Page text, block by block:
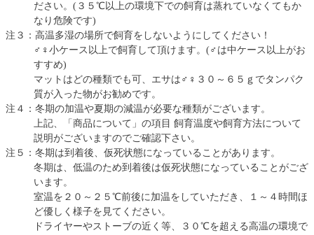
ださい。(３５℃以上の環境下での飼育は蒸れていなくてもか
なり危険です)
注３：高温多湿の場所で飼育をしないようにしてください！
♂♀小ケース以上で飼育して頂けます。(♂は中ケース以上がお
すすめ)
マットはどの種類でも可、エサは♂♀３０～６５ｇでタンパク
質が入った物がお勧めです。
注４：冬期の加温や夏期の減温が必要な種類がございます。
上記、「商品について」の項目 飼育温度や飼育方法について
説明がございますのでご確認下さい。
注５：冬期は到着後、仮死状態になっていることがあります。
冬期は、低温のため到着後は仮死状態になっていることがござ
います。
室温を２０～２５℃前後に加温をしていただき、１～４時間ほ
ど優しく様子を見てください。
ドライヤーやストーブの近く等、３０℃を超える高温の環境で